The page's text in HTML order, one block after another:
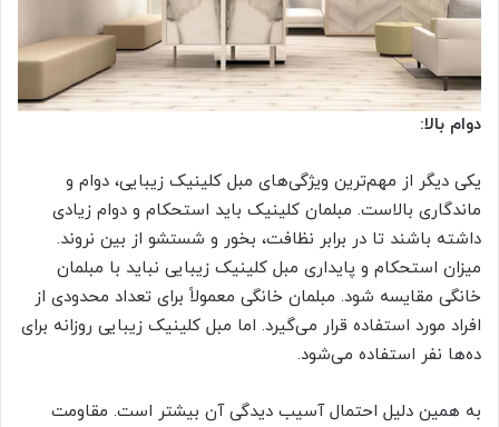
دوام بالا:
یکی دیگر از مهم‌ترین ویژگی‌های مبل کلینیک زیبایی، دوام و
ماندگاری بالاست. مبلمان کلینیک باید استحکام و دوام زیادی
داشته باشند تا در برابر نظافت، بخور و شستشو از بین نروند.
میزان استحکام و پایداری مبل کلینیک زیبایی نباید با مبلمان
خانگی مقایسه شود. مبلمان خانگی معمولاً برای تعداد محدودی از
افراد مورد استفاده قرار می‌گیرد. اما مبل کلینیک زیبایی روزانه برای
ده‌ها نفر استفاده می‌شود.
به همین دلیل احتمال آسیب دیدگی آن بیشتر است. مقاومت